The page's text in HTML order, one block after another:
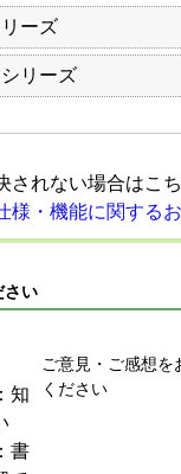
ーズ
リーズ
されない場合はこ
さい
知
書
ご意見・ご感想を
ください